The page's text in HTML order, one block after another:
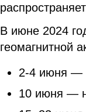
В июне 2024
геомагнитной
2-4 июня —
10 июня —